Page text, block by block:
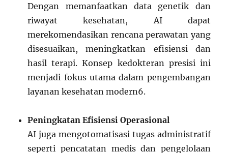
Dengan memanfaatkan data genetik dan
riwayat kesehatan, AI dapat
merekomendasikan rencana perawatan yang
disesuaikan, meningkatkan efisiensi dan
hasil terapi. Konsep kedokteran presisi ini
menjadi fokus utama dalam pengembangan
layanan kesehatan modern6.
Peningkatan Efisiensi Operasional
AI juga mengotomatisasi tugas administratif
seperti pencatatan medis dan pengelolaan